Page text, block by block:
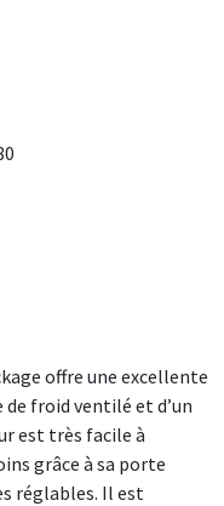
offre une excellente
froid ventilé et d’un
est très facile à
grâce à sa porte
réglables. Il est